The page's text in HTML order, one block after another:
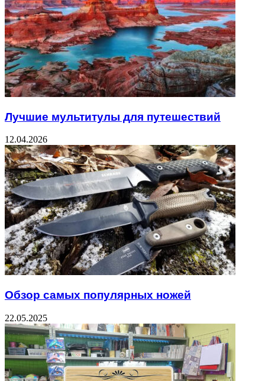
Лучшие мультитулы для путешествий
12.04.2026
Обзор самых популярных ножей
22.05.2025